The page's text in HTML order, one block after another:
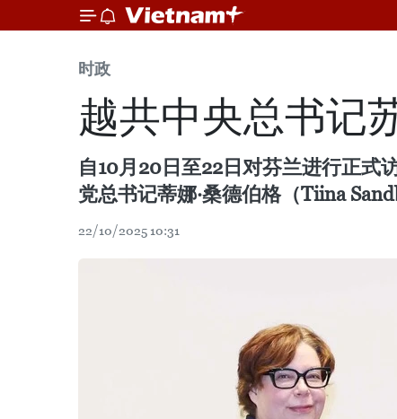
时政
越共中央总书记
自10月20日至22日对芬兰进行正式
党总书记蒂娜·桑德伯格（Tiina
22/10/2025 10:31